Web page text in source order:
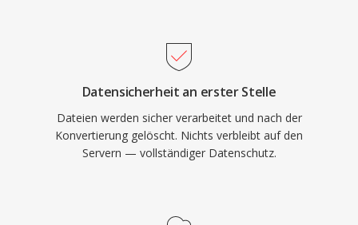
Datensicherheit an erster Stelle
Dateien werden sicher verarbeitet und nach der
Konvertierung gelöscht. Nichts verbleibt auf den
Servern — vollständiger Datenschutz.